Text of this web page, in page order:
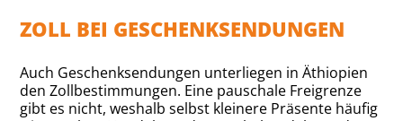
ZOLL BEI GESCHENKSENDUNGEN
Auch Geschenksendungen unterliegen in Äthiopien
den Zollbestimmungen. Eine pauschale Freigrenze
gibt es nicht, weshalb selbst kleinere Präsente häufig